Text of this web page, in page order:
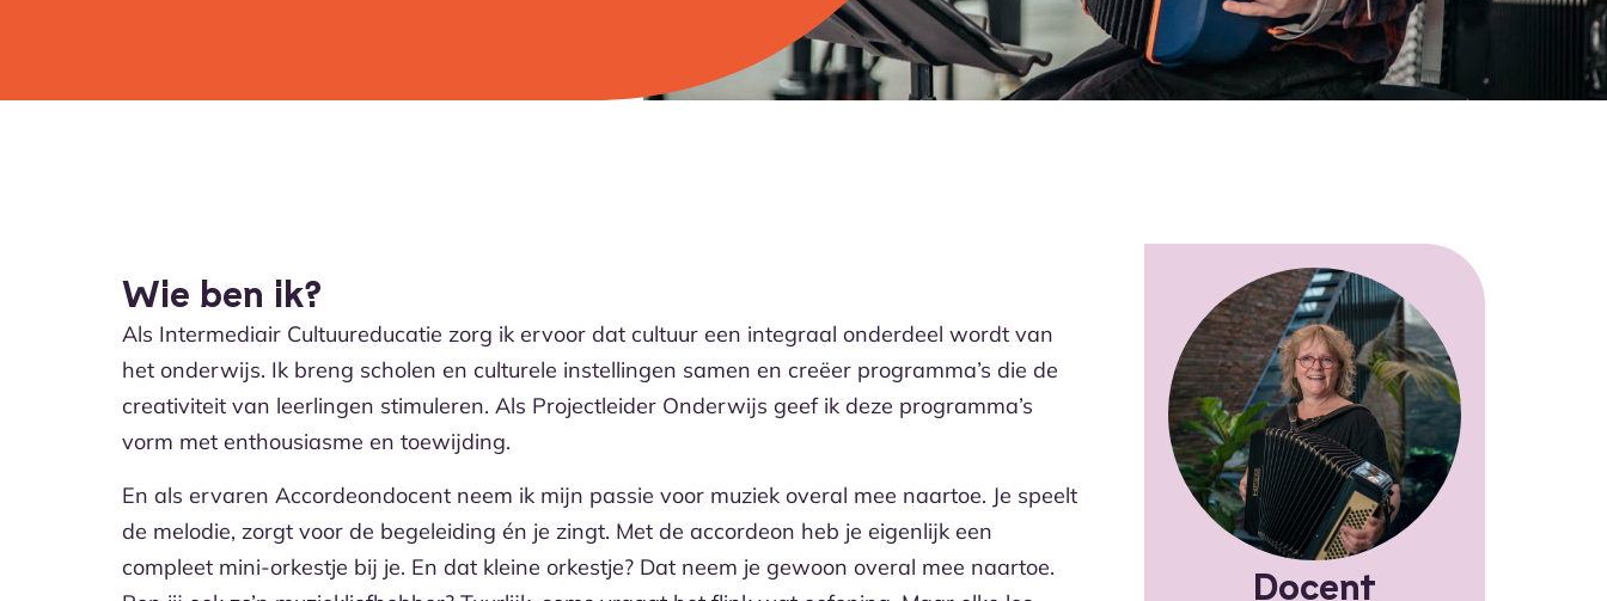
Wie ben ik?
Als Intermediair Cultuureducatie zorg ik ervoor dat cultuur een integraal onderdeel wordt van
het onderwijs. Ik breng scholen en culturele instellingen samen en creëer programma’s die de
creativiteit van leerlingen stimuleren. Als Projectleider Onderwijs geef ik deze programma’s
vorm met enthousiasme en toewijding.
En als ervaren Accordeondocent neem ik mijn passie voor muziek overal mee naartoe. Je speelt
de melodie, zorgt voor de begeleiding én je zingt. Met de accordeon heb je eigenlijk een
compleet mini-orkestje bij je. En dat kleine orkestje? Dat neem je gewoon overal mee naartoe.
Docent